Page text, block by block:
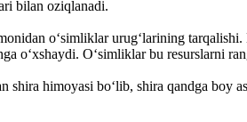
bilan oziqlanadi.
oʻsimliklar urugʻlarining
oʻxshaydi. Oʻsimliklar bu resurslarni
shira himoyasi boʻlib, shira qandga boy